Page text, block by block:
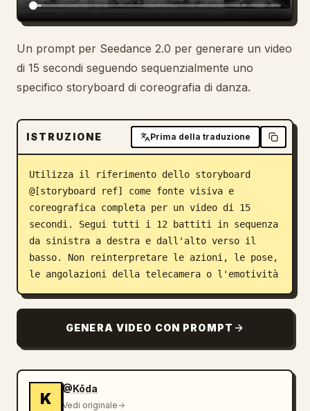
Un prompt per Seedance 2.0 per generare un video
di 15 secondi seguendo sequenzialmente uno
specifico storyboard di coreografia di danza.
ISTRUZIONE Prima della traduzione
Utilizza il riferimento dello storyboard
@[storyboard ref] come fonte visiva e
coreografica completa per un video di 15
secondi. Segui tutti i 12 battiti in sequenza
da sinistra a destra e dall'alto verso il
basso. Non reinterpretare le azioni, le pose,
le angolazioni della telecamera o l'emotività
GENERA VIDEO CON PROMPT
K
@Kōda
Vedi originale